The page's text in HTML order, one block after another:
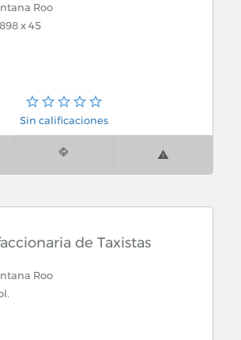
Roo
x 45
Sin calificaciones
de Taxistas
Roo